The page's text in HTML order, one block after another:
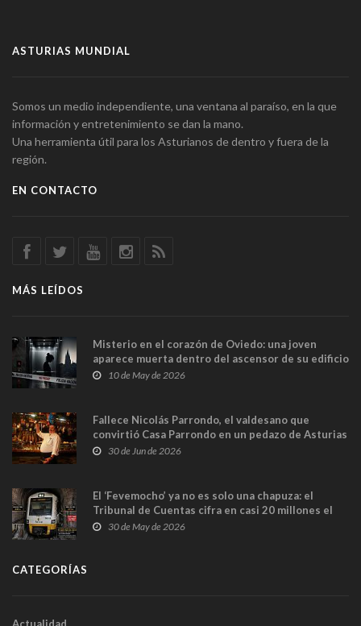
ASTURIAS MUNDIAL
Somos un medio independiente, una ventana al paraíso, en la que
información y entretenimiento se dan la mano.
Una herramienta útil para los Asturianos de dentro y fuera de la
región.
EN CONTACTO
MÁS LEÍDOS
Misterio en el corazón de Oviedo: una joven
aparece muerta dentro del ascensor de su edificio
y las cámaras captan sus últimos minutos
10 de May de 2026
Fallece Nicolás Parrondo, el valdesano que
convirtió Casa Parrondo en un pedazo de Asturias
en Madrid
30 de Jun de 2026
El ‘Fevemocho’ ya no es solo una chapuza: el
Tribunal de Cuentas cifra en casi 20 millones el
sobrecoste de los trenes que no cabían por los
30 de May de 2026
CATEGORÍAS